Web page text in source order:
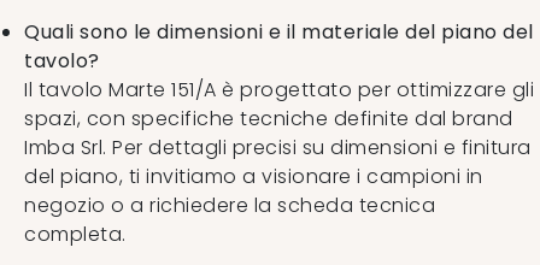
Quali sono le dimensioni e il materiale del piano del
tavolo?
Il tavolo Marte 151/A è progettato per ottimizzare gli
spazi, con specifiche tecniche definite dal brand
Imba Srl. Per dettagli precisi su dimensioni e finitura
del piano, ti invitiamo a visionare i campioni in
negozio o a richiedere la scheda tecnica
completa.